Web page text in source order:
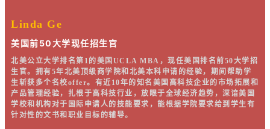
Linda Ge
美国前50大学 现任招生官
北美公立大学排名第1的美国UCLA MBA， 现任美国排名前50大学招
生官。拥有5年北美顶级商学院和北美本科申请的经验，期间帮助学
生斩获多个名校offer。有近10年的知名美国高科技企业的市场拓展和
产品管理经验，扎根于高科技行业，放眼于全球经济趋势，深谙美国
学校和机构对于国际申请人的技能要求，能根据学院要求给到学生有
针对性的文书和职业目标的辅导。